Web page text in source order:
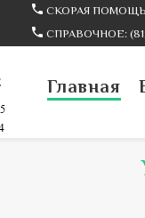
СКОРАЯ
СПРАВОЧНОЕ:
Главная